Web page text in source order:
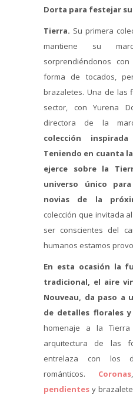
Dorta para festejar su
Tierra. Su primera
mantiene su
sorprendiéndonos
forma de tocados,
brazaletes. Una de las
sector, con Yurena
directora de la
colección
Teniendo en cuanta
ejerce sobre la
universo único
novias de la
colección que invitada
ser conscientes del
humanos estamos
En esta ocasión la
tradicional, el aire
Nouveau, da paso a
de detalles florales y
homenaje a la Tierra
arquitectura de las
entrelaza con los
románticos. Coronas
pendientes y